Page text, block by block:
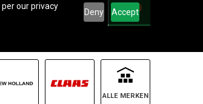
our privacy
Deny Accept
0
ALLE MERKEN